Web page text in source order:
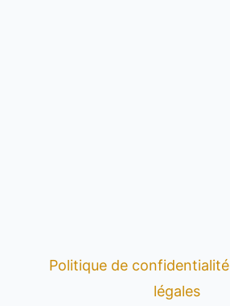
Politique de confidentialité
légales